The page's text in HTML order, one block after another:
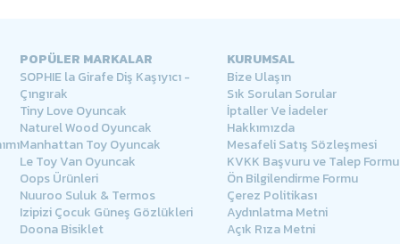
POPÜLER MARKALAR
SOPHIE la Girafe Diş Kaşıyıcı -
Çıngırak
Tiny Love Oyuncak
Naturel Wood Oyuncak
Manhattan Toy Oyuncak
Le Toy Van Oyuncak
Oops Ürünleri
Nuuroo Suluk & Termos
Izipizi Çocuk Güneş Gözlükleri
Doona Bisiklet
KURUMSAL
Bize Ulaşın
Sık Sorulan Sorular
İptaller Ve İadeler
Hakkımızda
Mesafeli Satış Sözleşmesi
KVKK Başvuru ve Talep Formu
Ön Bilgilendirme Formu
Çerez Politikası
Aydınlatma Metni
Açık Rıza Metni